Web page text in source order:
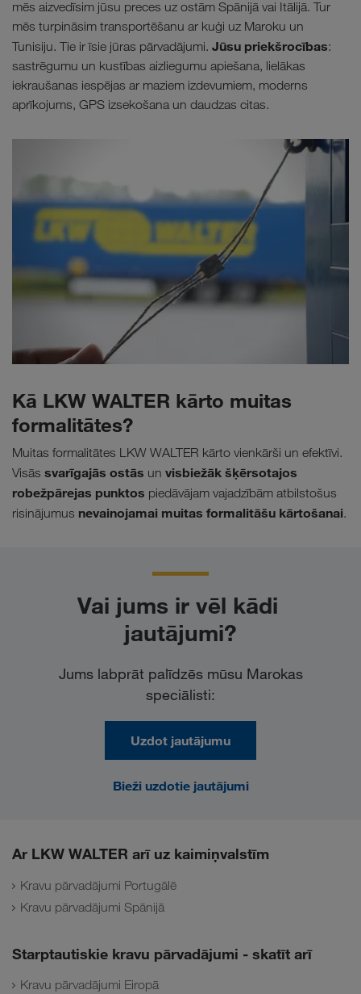
mēs aizvedīsim jūsu preces uz ostām Spānijā vai Itālijā. Tur
mēs turpināsim transportēšanu ar kuģi uz Maroku un
Tunisiju. Tie ir īsie jūras pārvadājumi. Jūsu priekšrocības:
sastrēgumu un kustības aizliegumu apiešana, lielākas
iekraušanas iespējas ar maziem izdevumiem, moderns
aprīkojums, GPS izsekošana un daudzas citas.
Kā LKW WALTER kārto muitas
formalitātes?
Muitas formalitātes LKW WALTER kārto vienkārši un efektīvi.
Visās svarīgajās ostās un visbiežāk šķērsotajos
robežpārejas punktos piedāvājam vajadzībām atbilstošus
risinājumus nevainojamai muitas formalitāšu kārtošanai.
Vai jums ir vēl kādi
jautājumi?
Jums labprāt palīdzēs mūsu Marokas
speciālisti:
Uzdot jautājumu
Bieži uzdotie jautājumi
Ar LKW WALTER arī uz kaimiņvalstīm
Kravu pārvadājumi Portugālē
Kravu pārvadājumi Spānijā
Starptautiskie kravu pārvadājumi - skatīt arī
Kravu pārvadājumi Eiropā